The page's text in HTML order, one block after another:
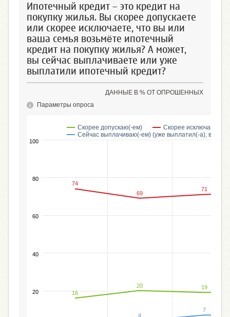
Ипотечный кредит – это кредит на
покупку жилья. Вы скорее допускаете
или скорее исключаете, что вы или
ваша семья возьмёте ипотечный
кредит на покупку жилья? А может,
вы сейчас выплачиваете или уже
выплатили ипотечный кредит?
ДАННЫЕ В % ОТ ОПРОШЕННЫХ
Параметры опроса
4
7
74
69
71
16
20 19
Скорее допускаю(-ем)
Скорее исключаю(-ем)
Сейчас выплачиваю(-ем) (уже выплатил(-а),
20
40
60
80
100